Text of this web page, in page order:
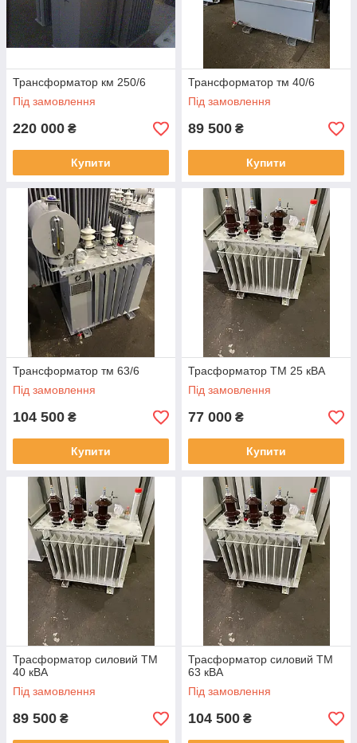
Трансформатор км 250/6
Під замовлення
220 000 ₴
Купити
Трансформатор тм 40/6
Під замовлення
89 500 ₴
Купити
Трансформатор тм 63/6
Під замовлення
104 500 ₴
Купити
Трасформатор ТМ 25 кВА
Під замовлення
77 000 ₴
Купити
Трасформатор силовий ТМ
40 кВА
Під замовлення
89 500 ₴
Трасформатор силовий ТМ
63 кВА
Під замовлення
104 500 ₴